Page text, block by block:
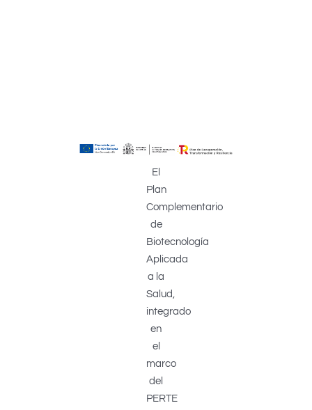
El
Plan
Complementario
de
Biotecnología
Aplicada
a la
Salud,
integrado
en
el
marco
del
PERTE